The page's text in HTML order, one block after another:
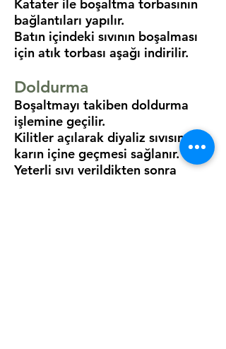
Katater ile boşaltma torbasının
bağlantıları yapılır.
Batın içindeki sıvının boşalması
için atık torbası aşağı indirilir.
Doldurma
Boşaltmayı takiben doldurma
işlemine geçilir.
Kilitler açılarak diyaliz sıvısının
karın içine geçmesi sağlanır.
Yeterli sıvı verildikten sonra